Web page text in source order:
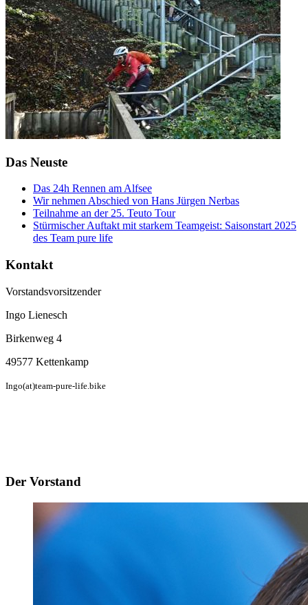
Das Neuste
Das 24h Rennen am Alfsee
Wir nehmen Abschied von Hans Jürgen Nerbas
Teilnahme an der 25. Teuto Tour
Stürmischer Auftakt mit starkem Teamgeist: Saisonstart 2025
des Team pure life
Kontakt
Vorstandsvorsitzender
Ingo Lienesch
Birkenweg 4
49577 Kettenkamp
Ingo(at)team-pure-life.bike
Der Vorstand